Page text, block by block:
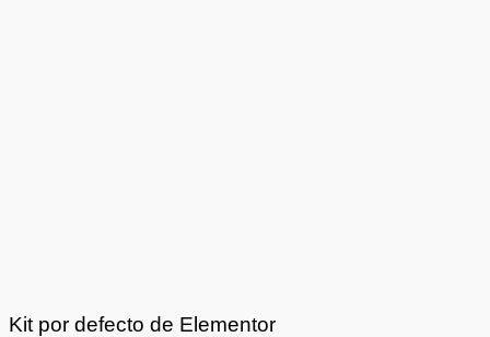
Kit por defecto de Elementor